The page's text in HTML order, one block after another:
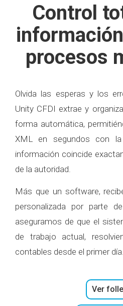
Control
procesos
Olvida las esperas y los
Unity CFDI extrae y
forma automática,
XML en segundos con
información coincide
de la autoridad.
Más que un software,
personalizada por parte
aseguramos de que el
de trabajo actual,
contables desde el primer día.
Ver